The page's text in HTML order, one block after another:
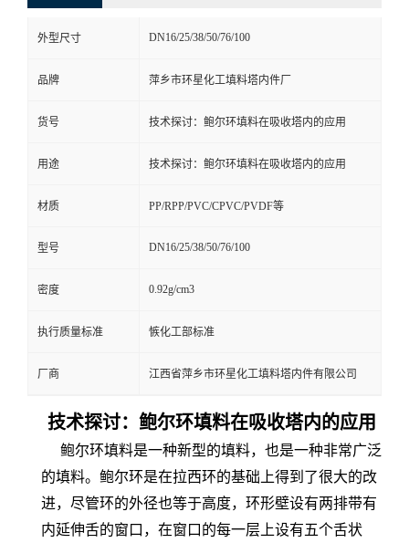
外型尺寸 DN16/25/38/50/76/100
品牌 萍乡市环星化工填料塔内件厂
货号 技术探讨：鲍尔环填料在吸收塔内的应用
用途 技术探讨：鲍尔环填料在吸收塔内的应用
材质 PP/RPP/PVC/CPVC/PVDF等
型号 DN16/25/38/50/76/100
密度 0.92g/cm3
执行质量标准 愱化工部标准
厂商 江西省萍乡市环星化工填料塔内件有限公司
技术探讨：鲍尔环填料在吸收塔内 的应用
鲍尔环填料是一种新型的填料，也是一种非常广泛
的填料。鲍尔环是在拉西环的基础上得到了很大的改
进，尽管环的外径也等于高度，环形壁设有两排带有
内延伸舌的窗口，在窗口的每一层上设有五个舌状